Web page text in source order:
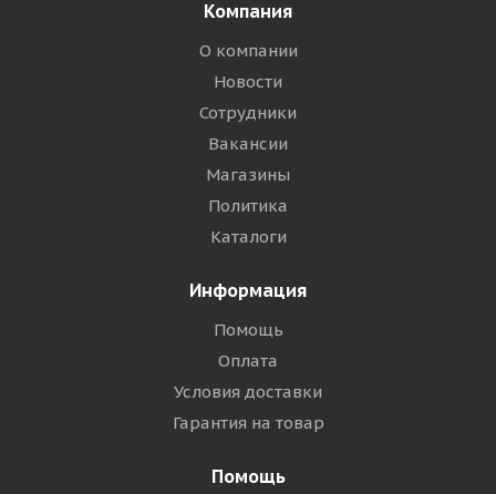
Компания
О компании
Новости
Сотрудники
Вакансии
Магазины
Политика
Каталоги
Информация
Помощь
Оплата
Условия доставки
Гарантия на товар
Помощь